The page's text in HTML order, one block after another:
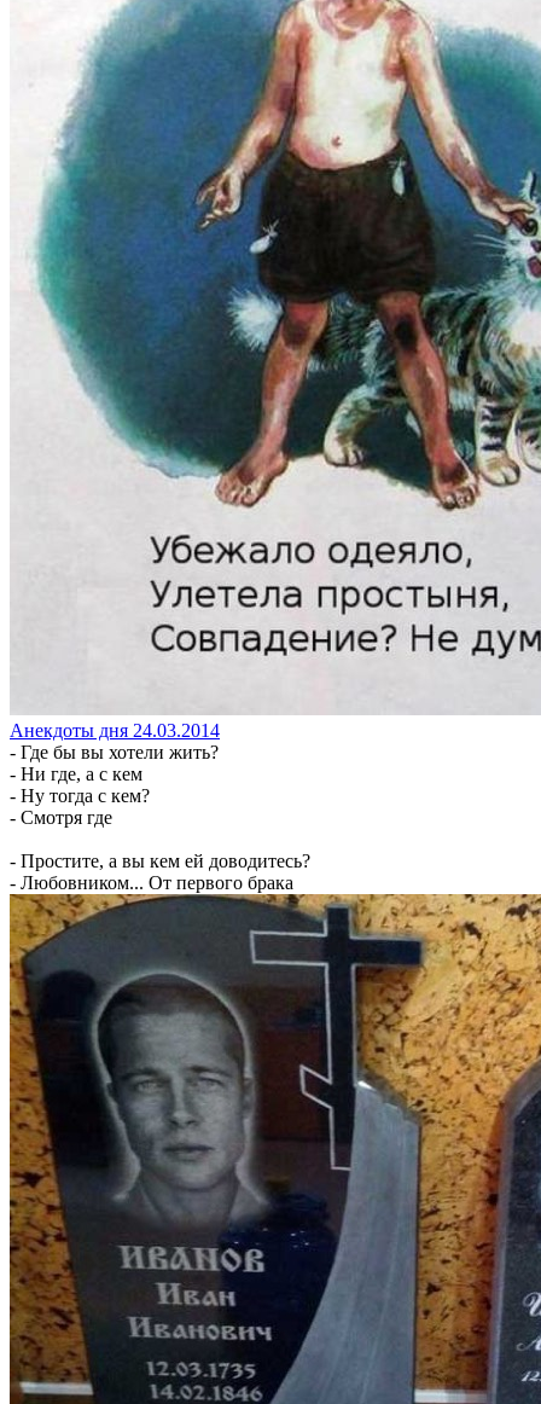
Анекдоты дня 24.03.2014
- Где бы вы хотели жить?
- Ни где, а с кем
- Ну тогда с кем?
- Смотря где
- Простите, а вы кем ей доводитесь?
- Любовником... От первого брака